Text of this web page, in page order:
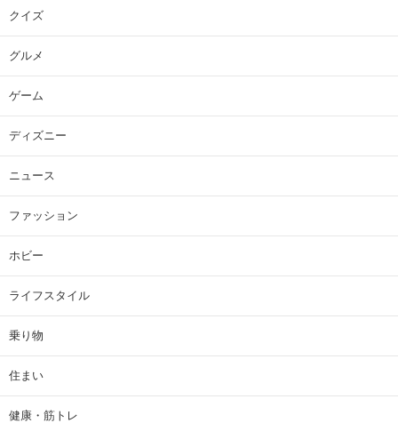
クイズ
グルメ
ゲーム
ディズニー
ニュース
ファッション
ホビー
ライフスタイル
乗り物
住まい
健康・筋トレ